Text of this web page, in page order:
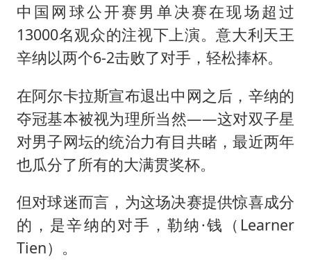
“空调24小时开着更省电”不实
男子杀人后逃进深山21年活得像野人
“不建议大家买深色蛋糕”
公司“上四休三”但要降薪1000元
985博士后被曝在妻子孕期出轨后续
OpenAI为免费用户升级GPT-5.6 Luna
中国网球公开赛男单决赛在现场超过
13000名观众的注视下上演。意大利天王
辛纳以两个6-2击败了对手，轻松捧杯。
在阿尔卡拉斯宣布退出中网之后，辛纳的
夺冠基本被视为理所当然——这对双子星
对男子网坛的统治力有目共睹，最近两年
也瓜分了所有的大满贯奖杯。
但对球迷而言，为这场决赛提供惊喜成分
的，是辛纳的对手，勒纳·钱（Learner
Tien）。